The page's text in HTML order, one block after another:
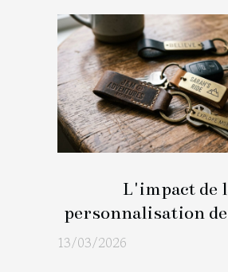
L'impact de
personnalisation
clés sur la
13/03/2026